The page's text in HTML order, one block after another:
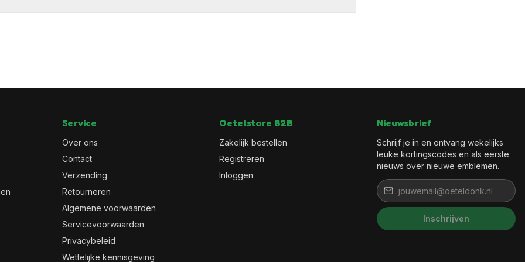
Service
Over ons
Contact
Verzending
Retourneren
Algemene voorwaarden
Servicevoorwaarden
Privacybeleid
Wettelijke kennisgeving
Oetelstore B2B
Zakelijk bestellen
Registreren
Inloggen
Nieuwsbrief
Schrijf je in en ontvang wekelijks
leuke kortingscodes en als eerste
nieuws over nieuwe emblemen.
Inschrijven